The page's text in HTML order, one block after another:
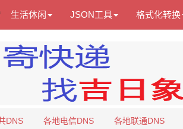
生活休闲 JSON工具 格式化转换
DNS 各地电信DNS 各地联通DNS